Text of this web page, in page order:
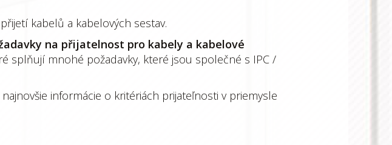
kabelů a kabelových sestav.
na přijatelnost pro kabely a kabelové
splňují mnohé požadavky, které jsou společné s IPC /
informácie o kritériách prijateľnosti v priemysle